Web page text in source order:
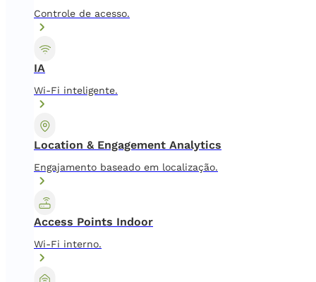
Controle de acesso.
IA
Wi-Fi inteligente.
Location & Engagement Analytics
Engajamento baseado em localização.
Access Points Indoor
Wi-Fi interno.